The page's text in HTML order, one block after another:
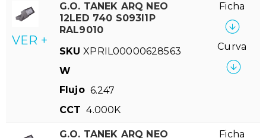
VER +
G.O. TANEK ARQ NEO
12LED 740 S093I1P
RAL9010
SKU XPRIL00000628563
W
Flujo 6.247
CCT 4.000K
Ficha
Curva
G.O. TANEK ARQ NEO
Ficha